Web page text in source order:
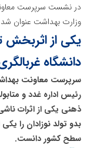
در نشست سرپرست
وزارت بهداشت عنوان
یکی از اثربخش
دانشگاه
سرپرست معاونت
رئیس اداره غدد و
ذهنی یکی از اثرات
بدو تولد نوزادان را
سطح کشور دانست.